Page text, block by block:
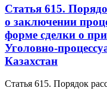
Статья 615.
о заключении
форме сделки о
Уголовно-
Казахстан
Статья 615. Порядок